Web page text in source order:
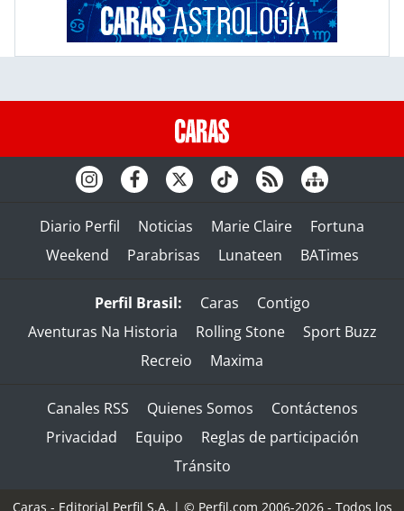
Diario Perfil Noticias Marie Claire
Fortuna
Weekend
Parabrisas Lunateen BATimes
Perfil Brasil: Caras
Contigo
Aventuras Na Historia
Rolling Stone
Sport Buzz
Recreio
Maxima
Canales RSS Quienes Somos
Contáctenos
Privacidad
Equipo
Reglas de participación
Tránsito
Caras - Editorial Perfil S.A. | © Perfil.com 2006-2026 - Todos los